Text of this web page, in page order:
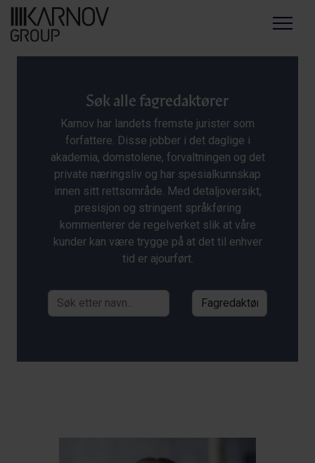
Menu
Søk alle fagredaktører
Karnov har landets fremste jurister som
forfattere. Disse jobber i det daglige i
akademia, domstolene, forvaltningen og det
private næringsliv og har spesialkunnskap
innen sitt rettsområde. Med detaljoversikt,
presisjon og stringent språkføring
kommenterer de regelverket slik at våre
kunder kan være trygge på at det til enhver
tid er ajourført.